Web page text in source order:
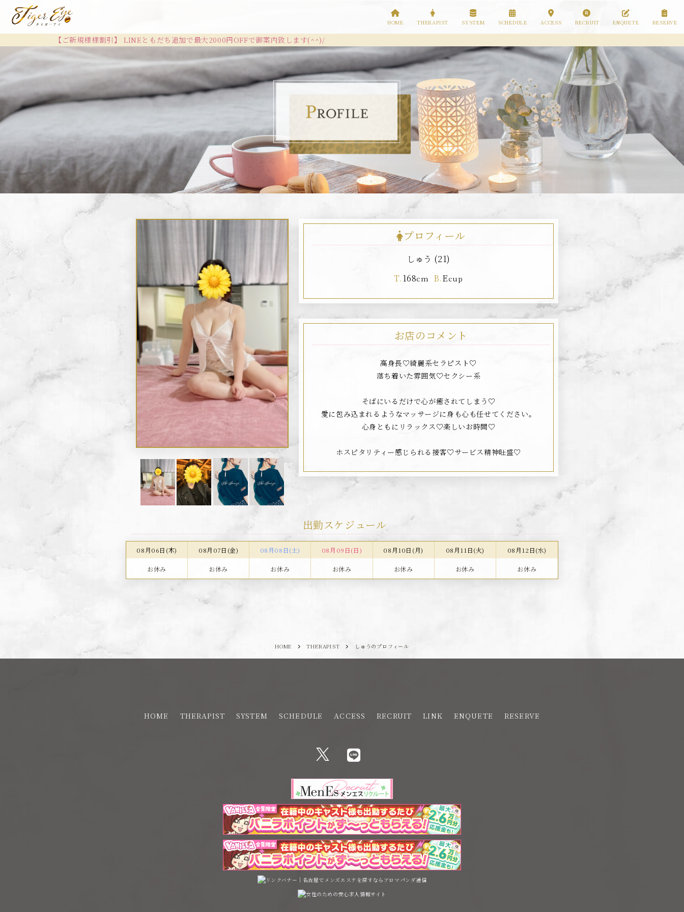
HOME THERAPIST SYSTEM SCHEDULE ACCESS RECRUIT ENQUETE RESERVE
【ご新規様様割引】 LINEともだち追加で最大2000円OFFで御案内致します(^^)/
プロフィール
しゅう (21)
T.168cm B.Ecup
お店のコメント
高身長♡綺麗系セラピスト♡
落ち着いた雰囲気♡セクシー系
そばにいるだけで心が癒されてしまう♡
愛に包み込まれるようなマッサージに身も心も任せてください。
心身ともにリラックス♡楽しいお時間♡
ホスピタリティー感じられる接客♡サービス精神旺盛♡
出勤スケジュール
08月06日(木)
お休み
08月07日(金)
お休み
08月08日(土)
お休み
08月09日(日)
お休み
08月10日(月)
お休み
08月11日(火)
お休み
08月12日(水)
お休み
HOME THERAPIST しゅうのプロフィール
HOME THERAPIST SYSTEM SCHEDULE ACCESS RECRUIT LINK ENQUETE RESERVE